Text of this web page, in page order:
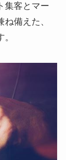
集客とマー
備えた、